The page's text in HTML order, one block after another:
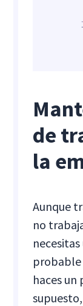
de
la
Aunque
no
probable
haces un